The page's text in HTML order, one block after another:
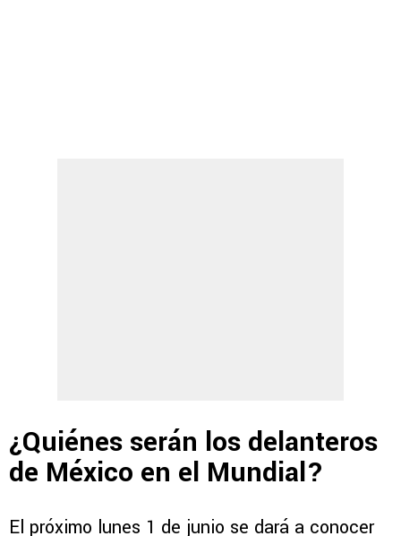
¿Quiénes serán los delanteros
de México en el Mundial?
El próximo lunes 1 de junio se dará a conocer